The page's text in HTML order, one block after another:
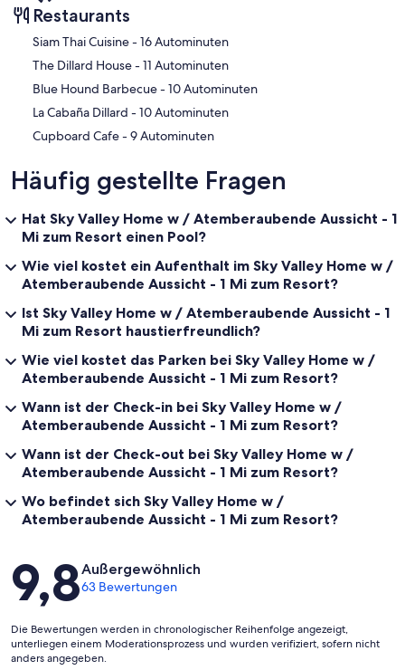
Restaurants
‪Siam Thai Cuisine - ‬16 Autominuten
‪The Dillard House - ‬11 Autominuten
‪Blue Hound Barbecue - ‬10 Autominuten
‪La Cabaña Dillard - ‬10 Autominuten
‪Cupboard Cafe - ‬9 Autominuten
Häufig gestellte Fragen
Hat Sky Valley Home w / Atemberaubende Aussicht - 1
Mi zum Resort einen Pool?
Wie viel kostet ein Aufenthalt im Sky Valley Home w /
Atemberaubende Aussicht - 1 Mi zum Resort?
Ist Sky Valley Home w / Atemberaubende Aussicht - 1
Mi zum Resort haustierfreundlich?
Wie viel kostet das Parken bei Sky Valley Home w /
Atemberaubende Aussicht - 1 Mi zum Resort?
Wann ist der Check-in bei Sky Valley Home w /
Atemberaubende Aussicht - 1 Mi zum Resort?
Wann ist der Check-out bei Sky Valley Home w /
Atemberaubende Aussicht - 1 Mi zum Resort?
Wo befindet sich Sky Valley Home w /
Atemberaubende Aussicht - 1 Mi zum Resort?
Bewertungen
9,8Außergewöhnlich
63 Bewertungen
Die Bewertungen werden in chronologischer Reihenfolge angezeigt,
unterliegen einem Moderationsprozess und wurden verifiziert, sofern nicht
anders angegeben.